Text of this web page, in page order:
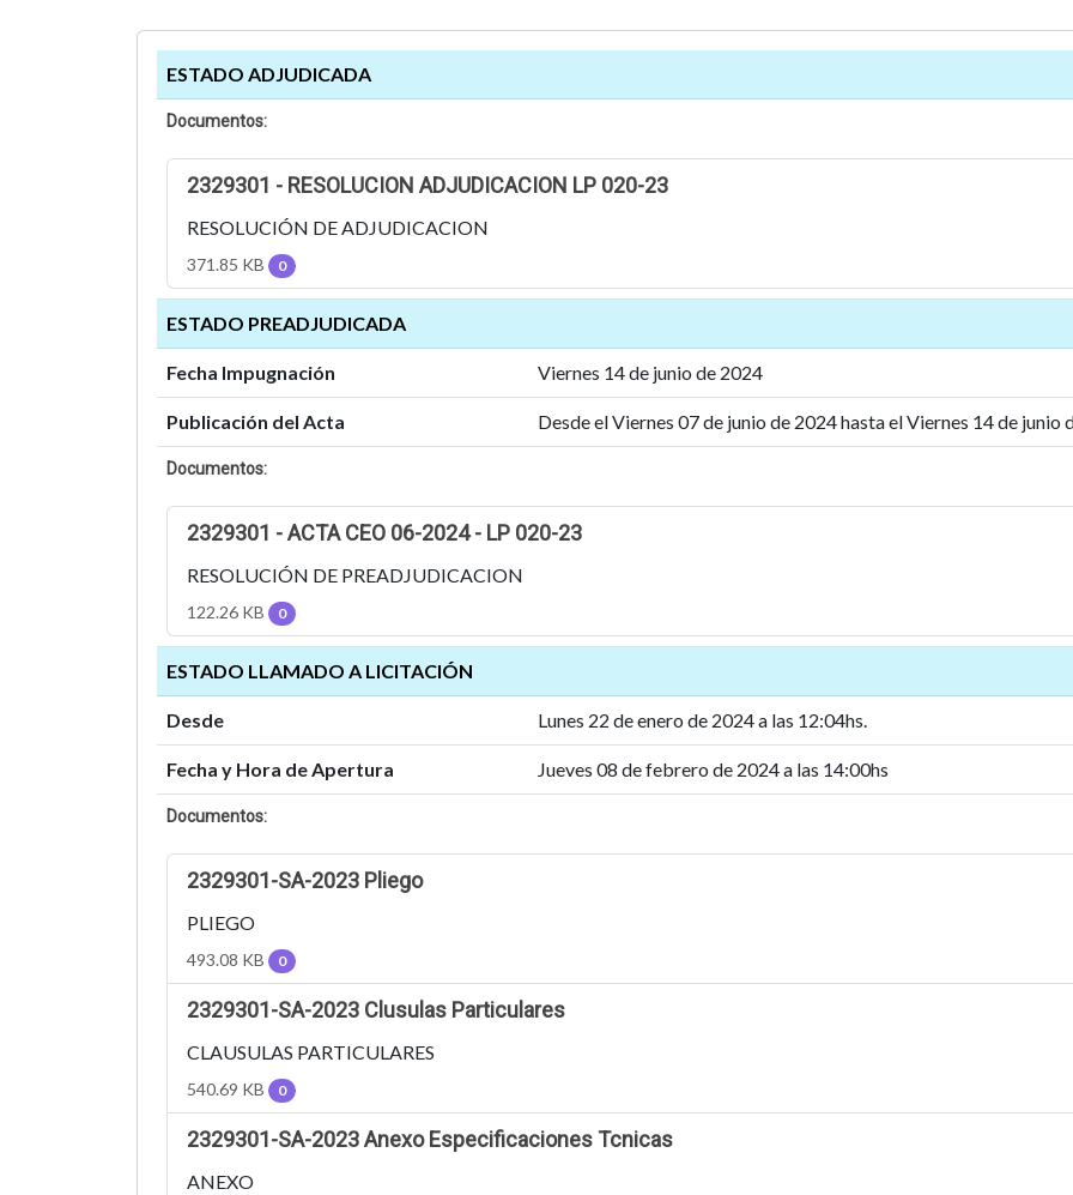
ESTADO ADJUDICADA
Documentos:
2329301 - RESOLUCION ADJUDICACION LP 020-23
RESOLUCIÓN DE ADJUDICACION
371.85 KB 0
ESTADO PREADJUDICADA
Fecha Impugnación Viernes 14 de junio de 2024
Publicación del Acta Desde el Viernes 07 de junio de 2024 hasta el Viernes 14 de junio
Documentos:
2329301 - ACTA CEO 06-2024 - LP 020-23
RESOLUCIÓN DE PREADJUDICACION
122.26 KB 0
ESTADO LLAMADO A LICITACIÓN
Desde Lunes 22 de enero de 2024 a las 12:04hs.
Fecha y Hora de Apertura Jueves 08 de febrero de 2024 a las 14:00hs
Documentos:
2329301-SA-2023 Pliego
PLIEGO
493.08 KB 0
2329301-SA-2023 Clusulas Particulares
CLAUSULAS PARTICULARES
540.69 KB 0
2329301-SA-2023 Anexo Especificaciones Tcnicas
ANEXO